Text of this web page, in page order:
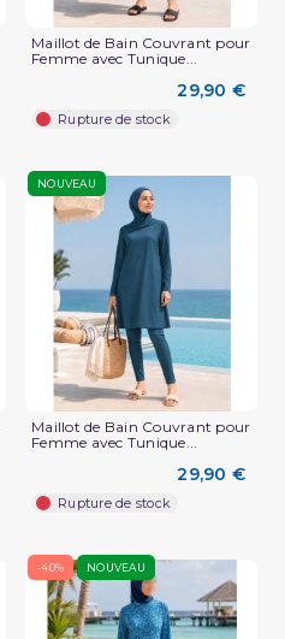
Maillot de Bain Couvrant pour
Femme avec Tunique...
29,90 €
Rupture de stock
NOUVEAU
Maillot de Bain Couvrant pour
Femme avec Tunique...
29,90 €
Rupture de stock
-40% NOUVEAU